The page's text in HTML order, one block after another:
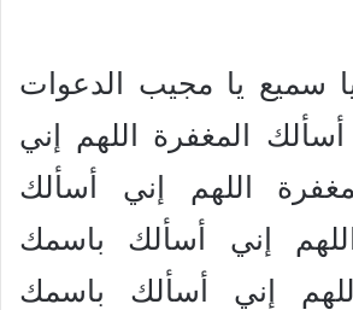
سميع يا مجيب الدعوات
أسألك المغفرة اللهم إني
اللهم إني أسألك
إني أسألك باسمك
إني أسألك باسمك